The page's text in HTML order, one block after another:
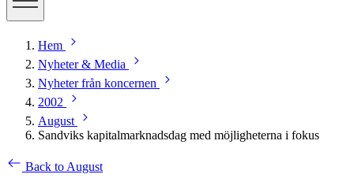
Hem
Nyheter & Media
Nyheter från koncernen
2002
August
Sandviks kapitalmarknadsdag med möjligheterna i fokus
Back to August